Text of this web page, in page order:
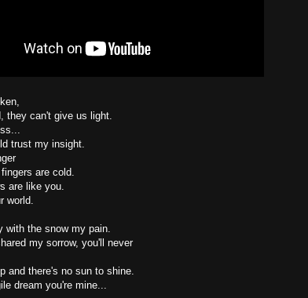
they can't give us light.
trust my insight.
are cold.
are like you.
world.
with the snow my pain.
my sorrow, you'll never
and there's no sun to shine.
dream you're mine...